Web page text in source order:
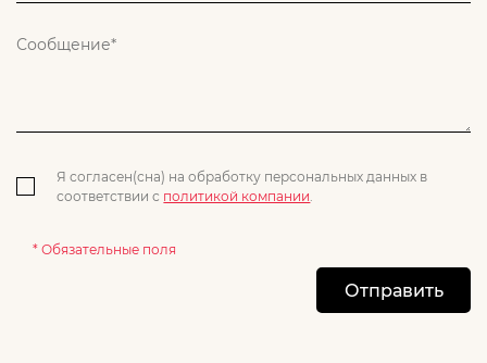
Я согласен(сна) на обработку персональных данных в
соответствии с политикой компании
* Обязательные поля
Отправить